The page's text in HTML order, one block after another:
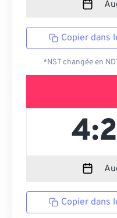
Copier dans
*NST changée en
Copier dans